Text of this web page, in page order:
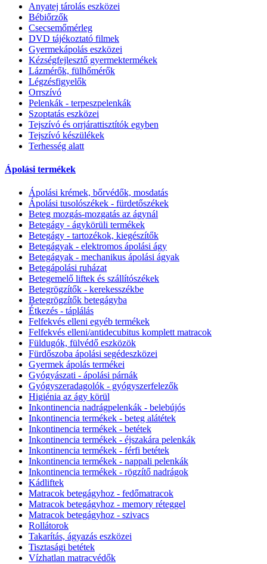
Anyatej tárolás eszközei
Bébiőrzők
Csecsemőmérleg
DVD tájékoztató filmek
Gyermekápolás eszközei
Kézségfejlesztő gyermektermékek
Lázmérők, fülhőmérők
Légzésfigyelők
Orrszívó
Pelenkák - terpeszpelenkák
Szoptatás eszközei
Tejszívó és orrjárattisztítók egyben
Tejszívó készülékek
Terhesség alatt
Ápolási termékek
Ápolási krémek, bőrvédők, mosdatás
Ápolási tusolószékek - fürdetőszékek
Beteg mozgás-mozgatás az ágynál
Betegágy - ágykörüli termékek
Betegágy - tartozékok, kiegészítők
Betegágyak - elektromos ápolási ágy
Betegágyak - mechanikus ápolási ágyak
Betegápolási ruházat
Betegemelő liftek és szállítószékek
Betegrögzítők - kerekesszékbe
Betegrögzítők betegágyba
Étkezés - táplálás
Felfekvés elleni egyéb termékek
Felfekvés elleni/antidecubitus komplett matracok
Füldugók, fülvédő eszközök
Fürdőszoba ápolási segédeszközei
Gyermek ápolás termékei
Gyógyászati - ápolási párnák
Gyógyszeradagolók - gyógyszerfelezők
Higiénia az ágy körül
Inkontinencia nadrágpelenkák - belebújós
Inkontinencia termékek - beteg alátétek
Inkontinencia termékek - betétek
Inkontinencia termékek - éjszakára pelenkák
Inkontinencia termékek - férfi betétek
Inkontinencia termékek - nappali pelenkák
Inkontinencia termékek - rögzítő nadrágok
Kádliftek
Matracok betegágyhoz - fedőmatracok
Matracok betegágyhoz - memory réteggel
Matracok betegágyhoz - szivacs
Rollátorok
Takarítás, ágyazás eszközei
Tisztasági betétek
Vízhatlan matracvédők